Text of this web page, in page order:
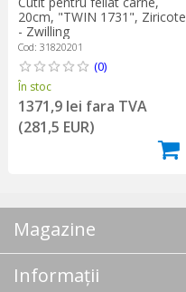
20cm, "TWIN 1731", Ziricote
- Zwilling
Cod: 31820201
(0)
În stoc
1371,9 lei fara TVA
(281,5 EUR)
Magazine
Informații